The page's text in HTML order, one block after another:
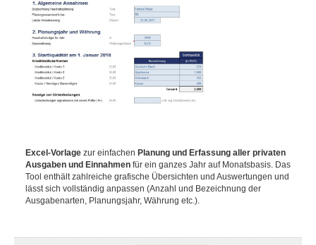
Excel-Vorlage zur einfachen Planung und Erfassung aller privaten
Ausgaben und Einnahmen für ein ganzes Jahr auf Monatsbasis. Das
Tool enthält zahlreiche grafische Übersichten und Auswertungen und
lässt sich vollständig anpassen (Anzahl und Bezeichnung der
Ausgabenarten, Planungsjahr, Währung etc.).